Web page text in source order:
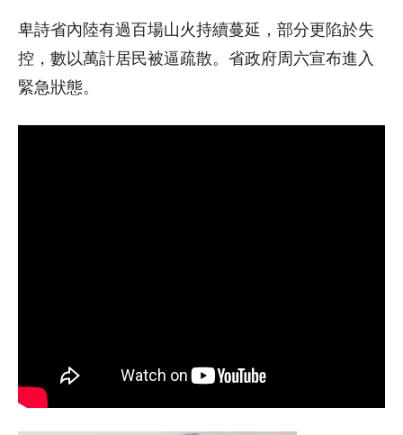
卑詩省內陸有過百場山火持續蔓延，部分更陷於失
控，數以萬計居民被逼疏散。省政府周六宣布進入
緊急狀態。